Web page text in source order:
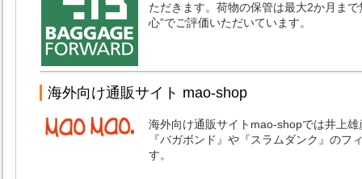
ただきます。荷物の保管は最大2か月ま
心”でご評価いただいています。
海外向け通販サイト mao-shop
海外向け通販サイトmao-shopでは井上
『バガボンド』や『スラムダンク』のフ
す。